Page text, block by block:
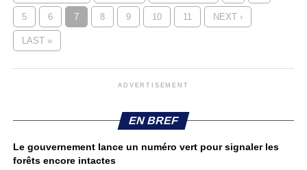
5 6 7 8 9 10 11 NEXT ›
LAST »
ADVERTISEMENT
EN BREF
Le gouvernement lance un numéro vert pour signaler les
forêts encore intactes